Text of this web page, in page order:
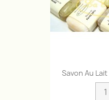
Savon Au